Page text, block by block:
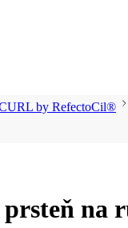
by RefectoCil®
na